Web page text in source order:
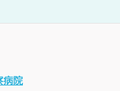
病院